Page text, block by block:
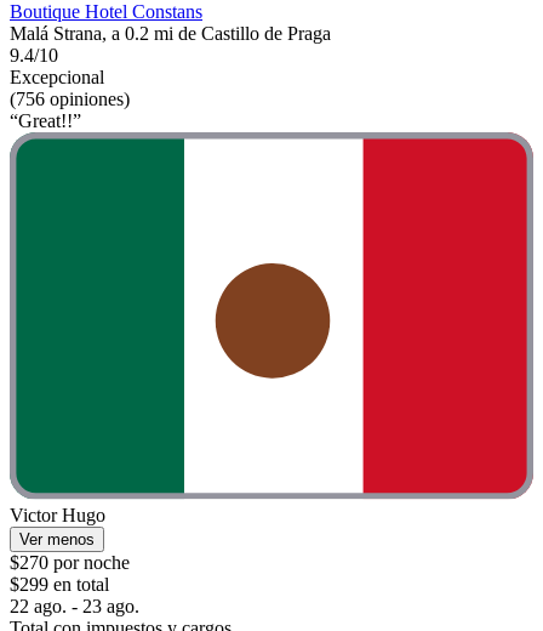
Boutique Hotel Constans
Malá Strana, a 0.2 mi de Castillo de Praga
9.4/10
Excepcional
(756 opiniones)
“Great!!”
Victor Hugo
Ver menos
$270 por noche
$299 en total
22 ago. - 23 ago.